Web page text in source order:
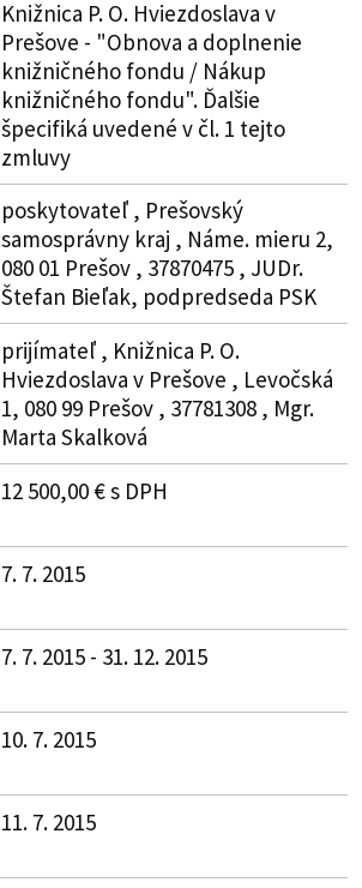
Knižnica P. O. Hviezdoslava v
Prešove - "Obnova a doplnenie
knižničného fondu / Nákup
knižničného fondu". Ďalšie
špecifiká uvedené v čl. 1 tejto
zmluvy
poskytovateľ , Prešovský
samosprávny kraj , Náme. mieru 2,
080 01 Prešov , 37870475 , JUDr.
Štefan Bieľak, podpredseda PSK
prijímateľ , Knižnica P. O.
Hviezdoslava v Prešove , Levočská
1, 080 99 Prešov , 37781308 , Mgr.
Marta Skalková
12 500,00 € s DPH
7. 7. 2015
7. 7. 2015 - 31. 12. 2015
10. 7. 2015
11. 7. 2015